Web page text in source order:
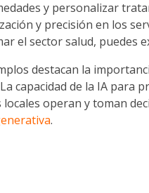
y personalizar
y precisión en los
el sector salud, puedes
destacan la
capacidad de la IA
locales operan y toman
.